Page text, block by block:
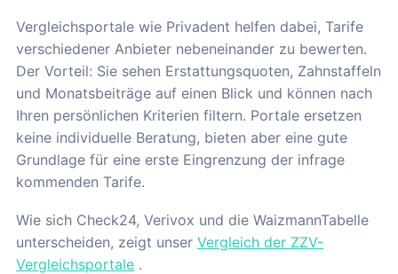
Vergleichsportale wie Privadent helfen dabei, Tarife
verschiedener Anbieter nebeneinander zu bewerten.
Der Vorteil: Sie sehen Erstattungsquoten, Zahnstaffeln
und Monatsbeiträge auf einen Blick und können nach
Ihren persönlichen Kriterien filtern. Portale ersetzen
keine individuelle Beratung, bieten aber eine gute
Grundlage für eine erste Eingrenzung der infrage
kommenden Tarife.
Wie sich Check24, Verivox und die WaizmannTabelle
unterscheiden, zeigt unser Vergleich der ZZV-
Vergleichsportale .